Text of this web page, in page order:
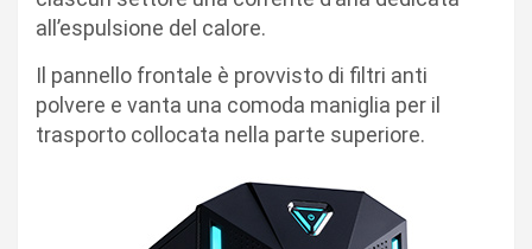
all’espulsione del calore.
Il pannello frontale è provvisto di filtri anti
polvere e vanta una comoda maniglia per il
trasporto collocata nella parte superiore.